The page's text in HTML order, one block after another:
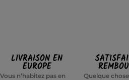
LIVRAISON EN
EUROPE
Vous n’habitez pas en
Quelque